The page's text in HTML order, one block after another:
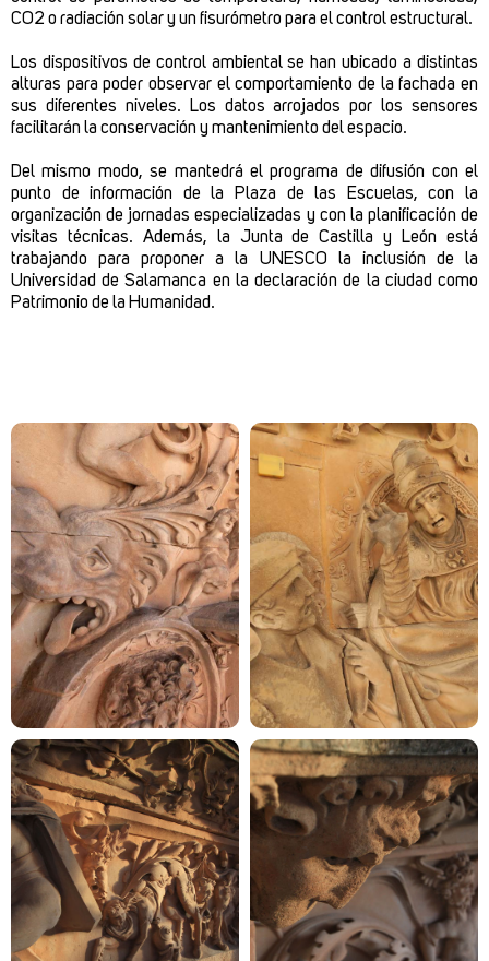
CO2 o radiación solar y un fisurómetro para el control estructural.
Los dispositivos de control ambiental se han ubicado a distintas
alturas para poder observar el comportamiento de la fachada en
sus diferentes niveles. Los datos arrojados por los sensores
facilitarán la conservación y mantenimiento del espacio.
Del mismo modo, se mantedrá el programa de difusión con el
punto de información de la Plaza de las Escuelas, con la
organización de jornadas especializadas y con la planificación de
visitas técnicas. Además, la Junta de Castilla y León está
trabajando para proponer a la UNESCO la inclusión de la
Universidad de Salamanca en la declaración de la ciudad como
Patrimonio de la Humanidad.